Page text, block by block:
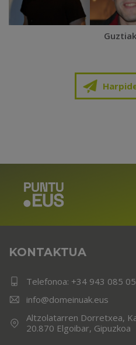
KONTAKTUA
Telefonoa: +34 943 085
info@domeinuak.eus
Altzolatarren Dorretxea,
20.870 Elgoibar, Gipuzkoa